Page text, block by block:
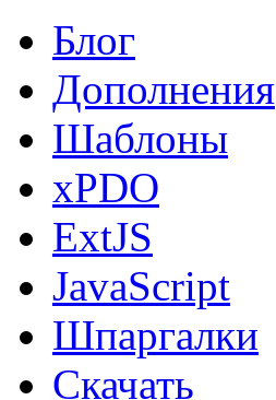
Блог
Дополнения
Шаблоны
xPDO
ExtJS
JavaScript
Шпаргалки
Скачать